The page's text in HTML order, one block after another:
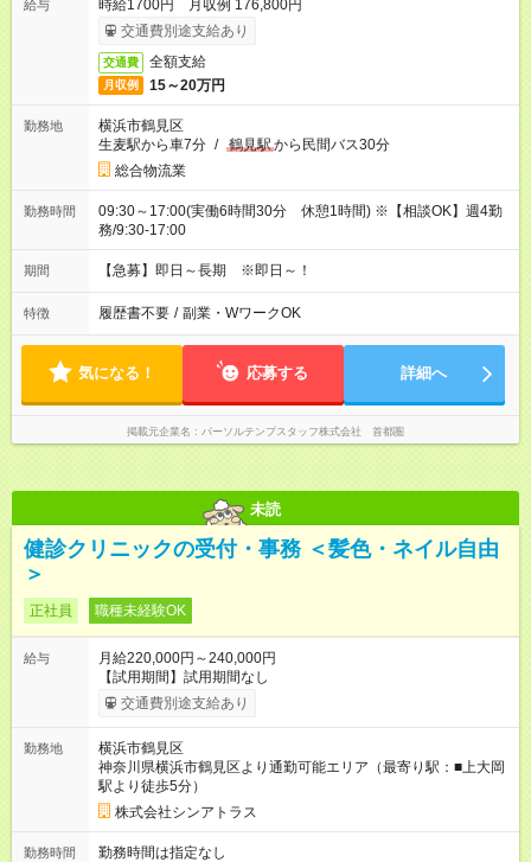
給与
時給1700円 月収例 176,800円
交通費別途支給あり
交通費 全額支給
月収例 15～20万円
勤務地
横浜市鶴見区
生麦駅から車7分 / 鶴見駅から民間バス30分
総合物流業
勤務時間
09:30～17:00(実働6時間30分 休憩1時間) ※【相談OK】週4勤
務/9:30‐17:00
期間 【急募】即日～長期 ※即日～！
特徴 履歴書不要 / 副業・WワークOK
気になる！ 応募する 詳細へ
掲載元企業名 パーソルテンプスタッフ株式会社 首都圏
未読
健診クリニックの受付・事務 ＜髪色・ネイル自由
＞
正社員 職種未経験OK
給与
月給220,000円～240,000円
【試用期間】試用期間なし
交通費別途支給あり
勤務地
横浜市鶴見区
神奈川県横浜市鶴見区より通勤可能エリア（最寄り駅：■上大岡
駅より徒歩5分）
株式会社シンアトラス
勤務時間
勤務時間は指定なし